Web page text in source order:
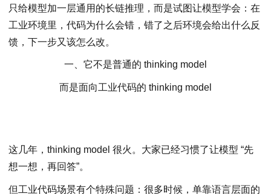
只给模型加⼀层通用的长链推理，而是试图让模型学会：在
工业环境里，代码为什么会错，错了之后环境会给出什么反
馈，下⼀步又该怎么改。
一、它不是普通的 thinking model
而是面向工业代码的 thinking model
这几年，thinking model 很火。大家已经习惯了让模型 “先
想⼀想，再回答”。
但工业代码场景有个特殊问题：很多时候，单靠语言层面的